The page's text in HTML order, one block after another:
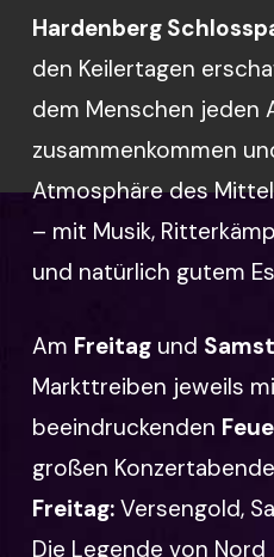
Hardenberg
den Keilertagen
dem Menschen jeden
zusammenkommen
Atmosphäre des
– mit Musik,
und natürlich gutem
Am Freitagund
Markttreiben jeweils
beeindruckenden
großen
Freitag:Versengold,
Die Legende von Nord